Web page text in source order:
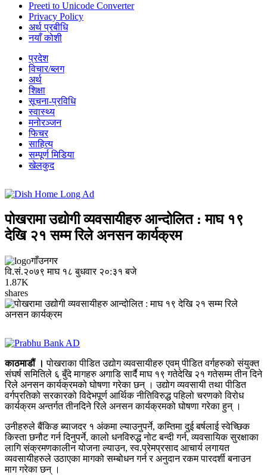
Preeti to Unicode Converter
Privacy Policy
अर्थ प्रबीधि
नयाँ कोशी
प्रदेश
विचार/ब्लग
अर्थ
शिक्षा
सूचना-प्रविधि
स्वास्थ्य
मनोरञ्जन
फिचर
साहित्य
सम्पूर्ण मिडिया
खेलकुद
पोखरामा उद्योगी व्यवसायीहरु आन्दोलित : माघ १९
देखि २१ सम्म रिले अनसन कार्यक्रम
गाँउनगर
वि.सं.२०७९ माघ १८ बुधवार २०:३१ बजे
1.87K
shares
काठमाडौं । पोखराका पीडित उद्योग व्यवसायीहरु एवम् पीडित वर्गहरुको संयुक्त
संघर्ष समितिले ६ बुँदे मागहरु अगाडि सार्दै माघ १९ गतेदेखि २१ गतेसम्म तीन दिने
रिले अनसन कार्यक्रमको घोषणा गरेका छन् । उद्योग व्यवसायी तथा पीडित
वर्गप्रतिको सरकारको विदेभपूर्ण आर्थिक नीतिविरुद्ध पहिलो चरणको विरोध
कार्यक्रम अन्तर्गत तीनदिने रिले अनसन कार्यक्रमको घोषणा गरेका हुन् ।
उनीहरुले बैंकिङ ब्याजदर १ अंकमा ल्याउनुपर्ने, कम्तिमा दुई बर्षलाई स्वेच्छिक
किस्ता छनौट गर्न दिनुपर्ने, कालो धनविरुद्ध नोट बन्दी गर्न, व्यवसायिक सुरक्षाका
लागि संक्रमणकालीन योजना ल्याउन, स्व.प्रेमप्रसाद आचार्य लगायत
व्यवसायीहरुले उठाएका मागको सम्बोधन गर्न र अनुदान रकम पारदर्शी बनाउन
माग गरेका छन् ।